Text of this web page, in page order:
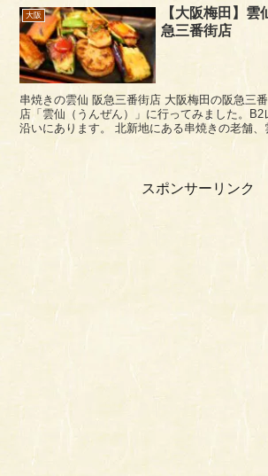
大阪
【大阪梅田】
急三番街店
串焼きの雲仙 阪急三番街店 大阪梅田の阪急三番街にある串揚げ料理
店「雲仙（うんぜん）」に行ってみました。
沿いにあります。 北新地にある串焼きの老舗、雲仙さんの阪急梅田
出店店舗ですね。ヘルシーで美味しい串焼きを
スポンサーリンク